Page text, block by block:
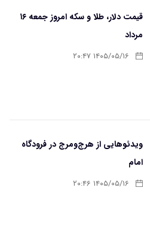
قیمت دلار، طلا و سکه امروز جمعه ۱۶
مرداد
۱۴۰۵/۰۵/۱۶ ۲۰:۴۷
ویدئوهایی از هرج‌ومرج در فرودگاه
امام
۱۴۰۵/۰۵/۱۶ ۲۰:۴۶